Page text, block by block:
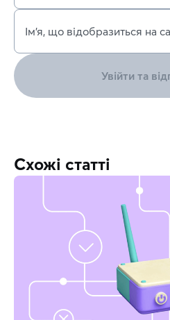
Ім’я, що відобразиться на
Увійти та
Схожі статті